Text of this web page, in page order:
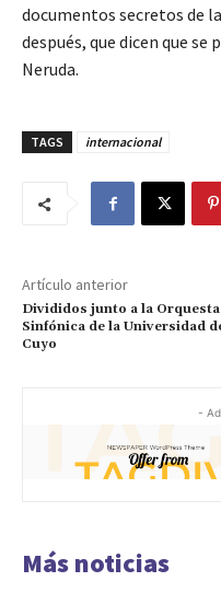
documentos secretos de
después, que dicen que
Neruda.
TAGS internacional
Artículo anterior
Divididos junto a la Orquesta
Sinfónica de la Universidad
Cuyo
-
Más noticias